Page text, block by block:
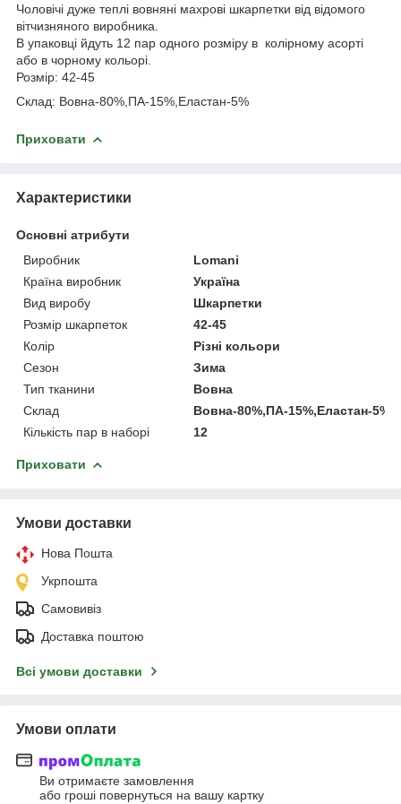
Чоловічі дуже теплі вовняні махрові шкарпетки від відомого
вітчизняного виробника.
В упаковці йдуть 12 пар одного розміру в колірному асорті
або в чорному кольорі.
Розмір: 42-45
Склад: Вовна-80%,ПА-15%,Еластан-5%
Приховати
Характеристики
Основні атрибути
Виробник
Lomani
Країна виробник
Україна
Вид виробу
Шкарпетки
Розмір шкарпеток
42-45
Колір
Різні кольори
Сезон
Зима
Тип тканини
Вовна
Склад
Вовна-80%,ПА-15%,Еластан-5%
Кількість пар в наборі
12
Приховати
Умови доставки
Нова Пошта
Укрпошта
Самовивіз
Доставка поштою
Всі умови доставки
Умови оплати
Ви отримаєте замовлення
або гроші повернуться на вашу картку